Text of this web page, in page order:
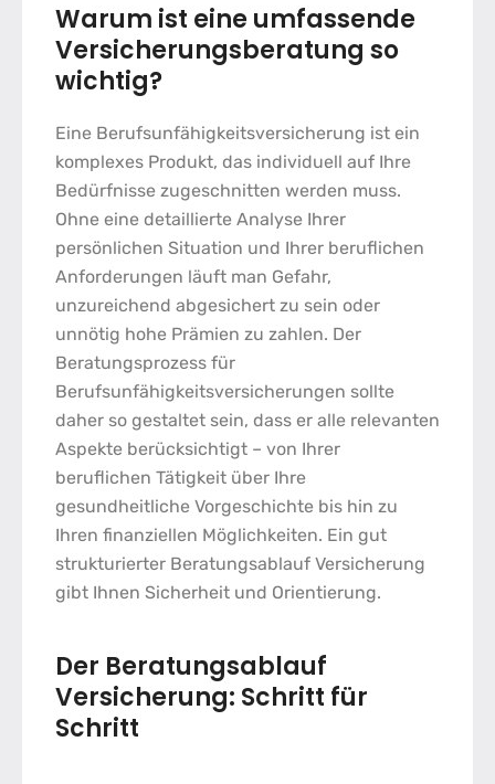
Warum ist eine umfassende
Versicherungsberatung so
wichtig?
Eine Berufsunfähigkeitsversicherung ist ein
komplexes Produkt, das individuell auf Ihre
Bedürfnisse zugeschnitten werden muss.
Ohne eine detaillierte Analyse Ihrer
persönlichen Situation und Ihrer beruflichen
Anforderungen läuft man Gefahr,
unzureichend abgesichert zu sein oder
unnötig hohe Prämien zu zahlen. Der
Beratungsprozess für
Berufsunfähigkeitsversicherungen sollte
daher so gestaltet sein, dass er alle relevanten
Aspekte berücksichtigt – von Ihrer
beruflichen Tätigkeit über Ihre
gesundheitliche Vorgeschichte bis hin zu
Ihren finanziellen Möglichkeiten. Ein gut
strukturierter Beratungsablauf Versicherung
gibt Ihnen Sicherheit und Orientierung.
Der Beratungsablauf
Versicherung: Schritt für
Schritt